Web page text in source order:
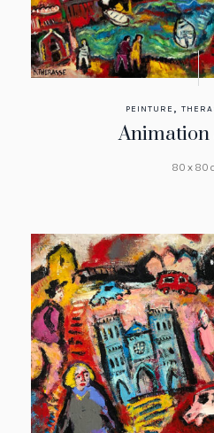
PEINTURE ,
80 x 80